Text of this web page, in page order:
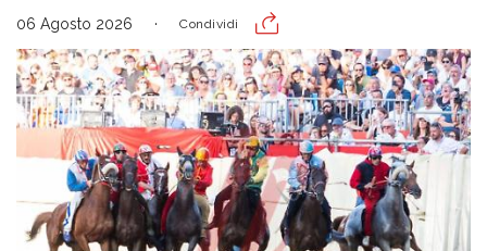
06 Agosto 2026 Condividi